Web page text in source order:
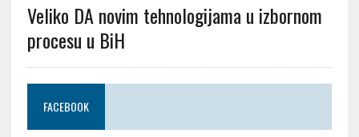
Veliko DA novim tehnologijama u izbornom
procesu u BiH
FACEBOOK